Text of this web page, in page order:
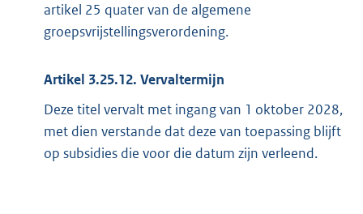
artikel 25 quater van de algemene
groepsvrijstellingsverordening.
Artikel 3.25.12. Vervaltermijn
Deze titel vervalt met ingang van 1 oktober 2028,
met dien verstande dat deze van toepassing blijft
op subsidies die voor die datum zijn verleend.